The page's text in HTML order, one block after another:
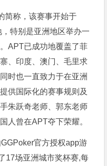
简称，该赛事开始于
特别是亚洲地区举办一
APT已成功地覆盖了菲
、印度、澳门、毛里求
时也一直致力于在亚洲
供国际化的赛事规则及
朱跃奇老师、郭东老师
人曾在APT夺下荣耀。
官方授权app游
17场亚洲城市奖杯赛,每